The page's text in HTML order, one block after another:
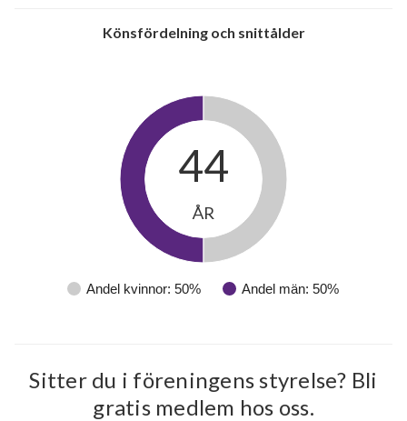
Könsfördelning och snittålder
Andel kvinnor: 50% Andel män: 50%
44
ÅR
Sitter du i föreningens styrelse? Bli
gratis medlem hos oss.